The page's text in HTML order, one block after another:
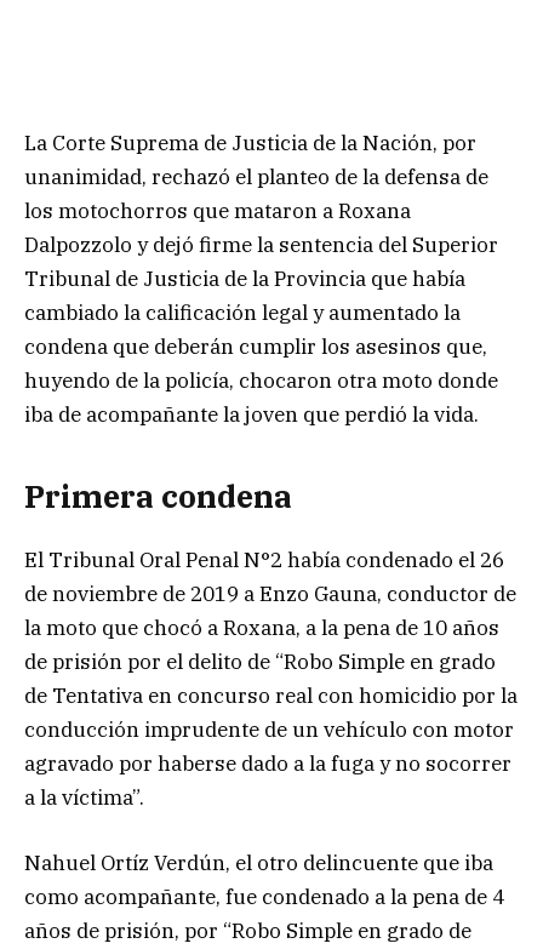
La Corte Suprema de Justicia de la Nación, por
unanimidad, rechazó el planteo de la defensa de
los motochorros que mataron a Roxana
Dalpozzolo y dejó firme la sentencia del Superior
Tribunal de Justicia de la Provincia que había
cambiado la calificación legal y aumentado la
condena que deberán cumplir los asesinos que,
huyendo de la policía, chocaron otra moto donde
iba de acompañante la joven que perdió la vida.
Primera condena
El Tribunal Oral Penal N°2 había condenado el 26
de noviembre de 2019 a Enzo Gauna, conductor de
la moto que chocó a Roxana, a la pena de 10 años
de prisión por el delito de “Robo Simple en grado
de Tentativa en concurso real con homicidio por la
conducción imprudente de un vehículo con motor
agravado por haberse dado a la fuga y no socorrer
a la víctima”.
Nahuel Ortíz Verdún, el otro delincuente que iba
como acompañante, fue condenado a la pena de 4
años de prisión, por “Robo Simple en grado de